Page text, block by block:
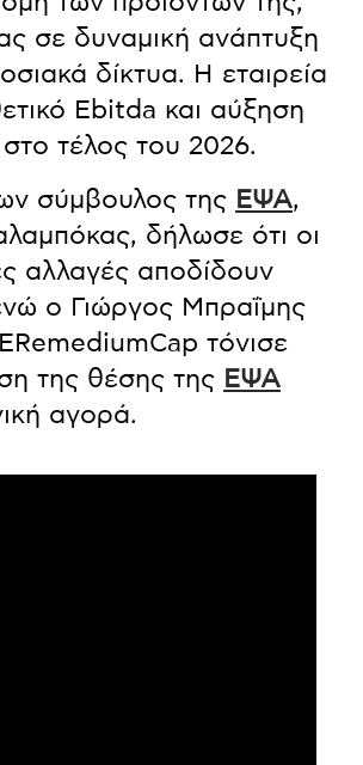
σε δυναμική ανάπτυξη
δίκτυα. Η εταιρεία
Ebitda και αύξηση
τέλος του 2026.
σύμβουλος της ΕΨΑ,
δήλωσε ότι οι
αλλαγές αποδίδουν
ο Γιώργος Μπραΐμης
τόνισε
της θέσης της ΕΨΑ
αγορά.